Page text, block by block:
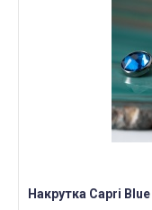
Накрутка Capri